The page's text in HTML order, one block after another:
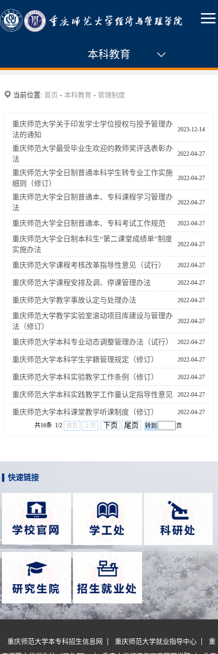
本科教育
教研教改
实践教学
教学活动
教学督导
学科竞赛
管理制度
资料下载
当前位置: 首页 - 本科教育 - 管理制度
重庆师范大学关于印发学士学位授权与授予管理办
法的通知
2023-12-14
重庆师范大学最受毕业生欢迎的教师奖评选表彰办
法
2022-04-27
重庆师范大学全日制普通本科学生转专业工作实施
细则（修订）
2022-04-27
重庆师范大学全日制普通本、专科课程学习管理办
法
2022-04-27
重庆师范大学全日制普通本、专科考试工作规范 2022-04-27
重庆师范大学全日制本科生“第二课堂成绩单”制度
实施办法
2022-04-27
重庆师范大学课程考核改革指导性意见（试行） 2022-04-27
重庆师范大学课程安排及调、停课管理办法 2022-04-27
重庆师范大学教学事故认定与处理办法 2022-04-27
重庆师范大学教学实验室滚动项目库建设与管理办
法（修订）
2022-04-27
重庆师范大学本科专业动态调整管理办法（试行） 2022-04-27
重庆师范大学本科学生学籍管理规定（修订） 2022-04-27
重庆师范大学本科实验教学工作条例（修订） 2022-04-27
重庆师范大学本科实践教学工作量认定指导性意见 2022-04-27
重庆师范大学本科课堂教学听课制度（修订）
2022-04-27
共16条 1/2
首页 上页 下页 尾页 页
快速链接
重庆师范大学本专科招生信息网 重庆师范大学就业指导中心
重